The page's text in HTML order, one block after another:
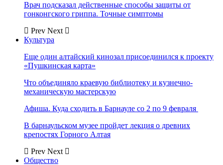
Врач подсказал действенные способы защиты от
гонконгского гриппа. Точные симптомы
Prev Next
Культура
Еще один алтайский кинозал присоединился к проекту
«Пушкинская карта»
Что объединяло краевую библиотеку и кузнечно-
механическую мастерскую
Афиша. Куда сходить в Барнауле со 2 по 9 февраля
В барнаульском музее пройдет лекция о древних
крепостях Горного Алтая
Prev Next
Общество